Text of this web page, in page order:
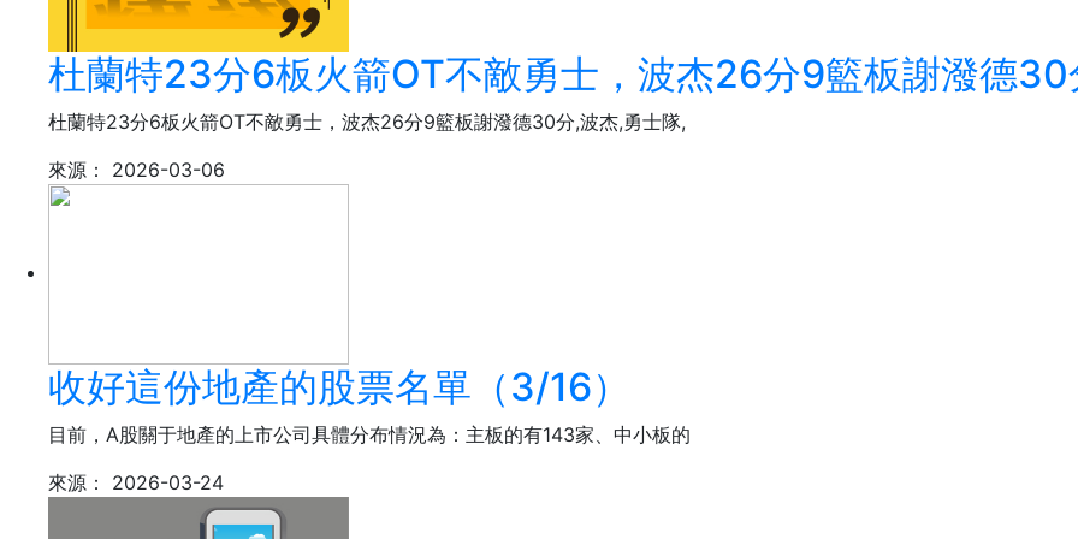
杜蘭特23分6板火箭OT不敵勇士，波杰26分9籃板謝潑德30
杜蘭特23分6板火箭OT不敵勇士，波杰26分9籃板謝潑德30分,波杰,勇士隊,
來源：
2026-03-06
收好這份地產的股票名單（3/16）
目前，A股關于地產的上市公司具體分布情況為：主板的有143家、中小板的
來源：
2026-03-24